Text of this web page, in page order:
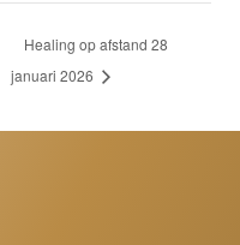
Healing op afstand 28
januari 2026